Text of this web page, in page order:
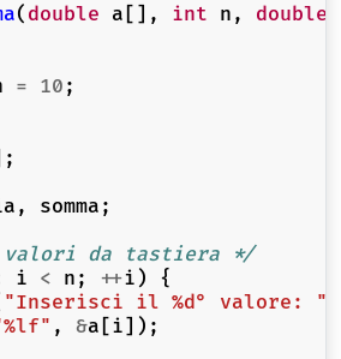
( double a [], int n , double
= 10 ;
, somma ;
valori da tastiera */
i < n ; ++i )
{
"Inserisci il %d° valore: "
, &a [i]);